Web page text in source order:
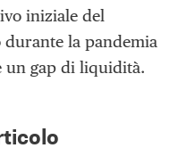
iniziale del
la pandemia
un gap di liquidità.